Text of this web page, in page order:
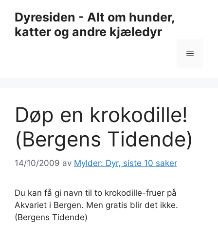
innhold
Dyresiden - Alt om hunder,
katter og andre kjæledyr
Meny
Døp en krokodille!
(Bergens Tidende)
14/10/2009 av Mylder: Dyr, siste 10 saker
Du kan få gi navn til to krokodille-fruer på
Akvariet i Bergen. Men gratis blir det ikke.
(Bergens Tidende)